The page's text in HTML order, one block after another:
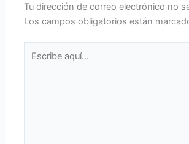
Tu dirección de correo electrónico no
Los campos obligatorios están